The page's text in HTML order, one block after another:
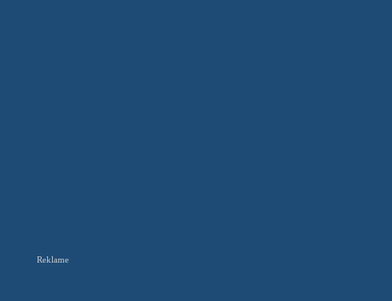
Reklame